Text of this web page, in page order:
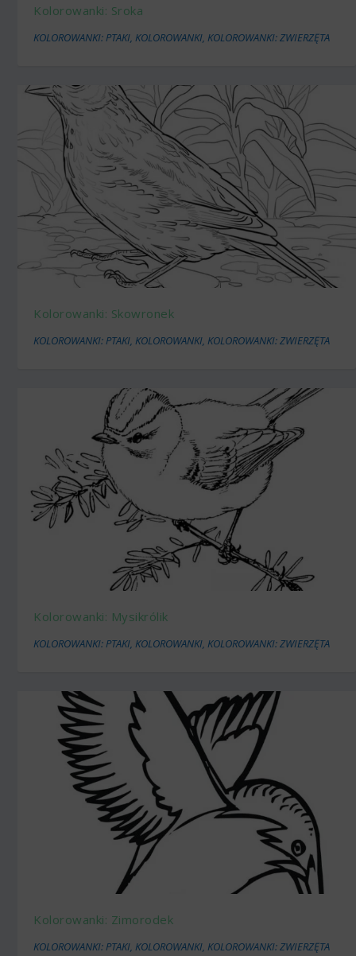
Kolorowanki: Sroka
KOLOROWANKI: PTAKI,KOLOROWANKI,KOLOROWANKI: ZWIERZĘTA
Kolorowanki: Skowronek
KOLOROWANKI: PTAKI,KOLOROWANKI,KOLOROWANKI: ZWIERZĘTA
Kolorowanki: Mysikrólik
KOLOROWANKI: PTAKI,KOLOROWANKI,KOLOROWANKI: ZWIERZĘTA
Kolorowanki: Zimorodek
KOLOROWANKI: PTAKI,KOLOROWANKI,KOLOROWANKI: ZWIERZĘTA